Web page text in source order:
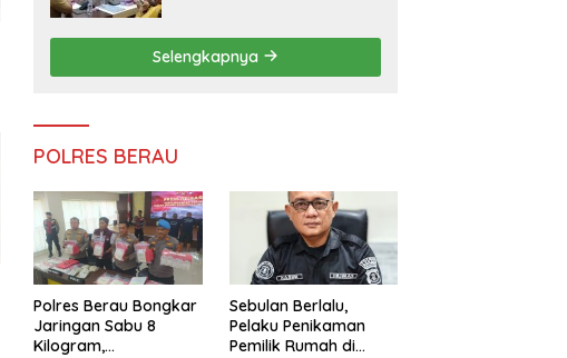
Persatuan
Selengkapnya
POLRES BERAU
Polres Berau Bongkar
Jaringan Sabu 8
Kilogram,
Sebulan Berlalu,
Pelaku Penikaman
Pemilik Rumah di